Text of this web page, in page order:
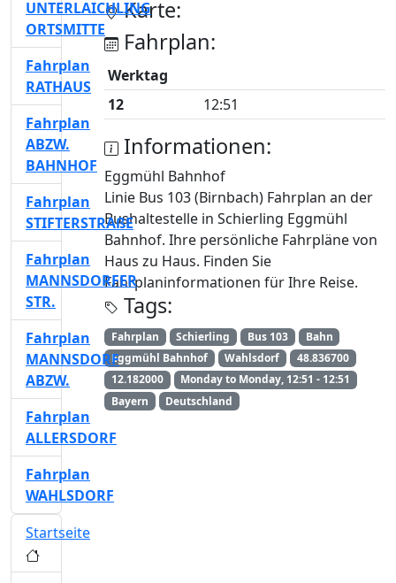
Karte:
Fahrplan:
Werktag
12
12:51
Informationen:
Eggmühl Bahnhof
Linie Bus 103 (Birnbach) Fahrplan an der
Bushaltestelle in Schierling Eggmühl
Bahnhof. Ihre persönliche Fahrpläne von
Haus zu Haus. Finden Sie
Fahrplaninformationen für Ihre Reise.
Tags:
Fahrplan Schierling Bus 103
Bahn
Eggmühl Bahnhof
Wahlsdorf
48.836700
12.182000
Monday to Monday, 12:51 - 12:51
Bayern
Deutschland
UNTERLAICHLING
ORTSMITTE
Fahrplan
RATHAUS
Fahrplan
ABZW.
BAHNHOF
Fahrplan
STIFTERSTRAßE
Fahrplan
MANNSDORFER
STR.
Fahrplan
MANNSDORF
ABZW.
Fahrplan
ALLERSDORF
Fahrplan
WAHLSDORF
Startseite